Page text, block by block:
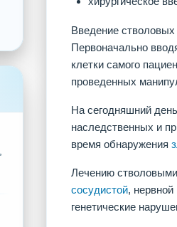
Введение стволовых
Первоначально
клетки самого
проведенных
На сегодняшний
наследственных и
время обнаружения
Лечению
сосудистой,
генетические